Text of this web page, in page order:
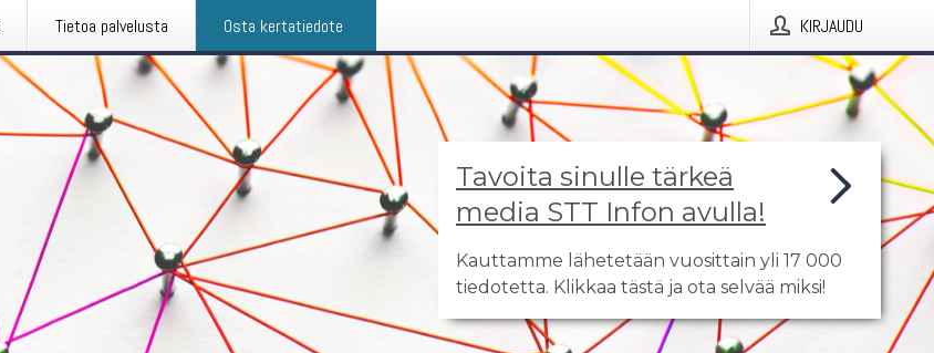
Tietoa palvelusta Osta kertatiedote KIRJAUDU
Tavoita sinulle tärkeä
media STT Infon avulla!
Kauttamme lähetetään vuosittain yli 17 000
tiedotetta. Klikkaa tästä ja ota selvää miksi!